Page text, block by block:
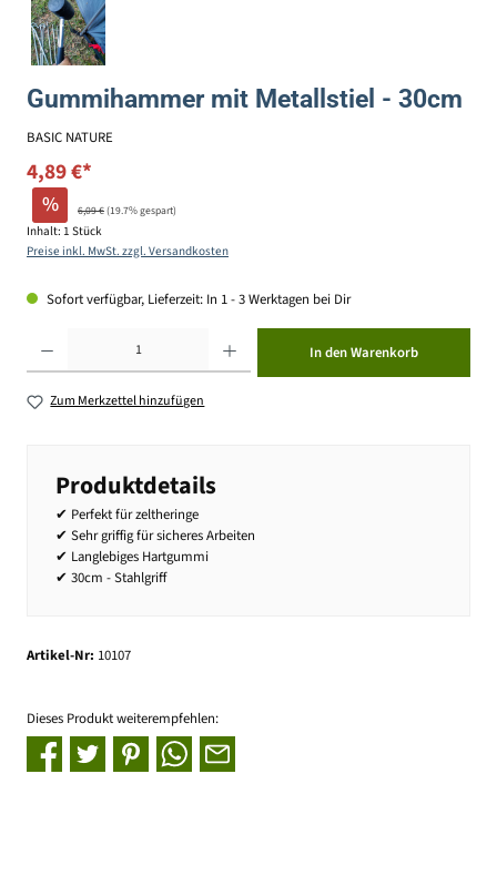
Gummihammer mit Metallstiel - 30cm
BASIC NATURE
4,89 €*
% 6,09 €(19.7% gespart)
Inhalt: 1 Stück
Preise inkl. MwSt. zzgl. Versandkosten
Sofort verfügbar, Lieferzeit: In 1 - 3 Werktagen bei Dir
In den Warenkorb
Zum Merkzettel hinzufügen
Produktdetails
✔ Perfekt für zeltheringe
✔ Sehr griffig für sicheres Arbeiten
✔ Langlebiges Hartgummi
✔ 30cm - Stahlgriff
Artikel-Nr: 10107
Dieses Produkt weiterempfehlen: